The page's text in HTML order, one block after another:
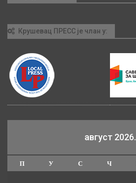
Крушевац ПРЕСС је члан у:
август 2026.
П У С Ч